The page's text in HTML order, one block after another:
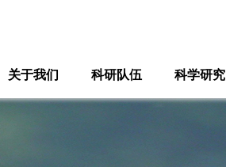
关于我们 科研队伍 科学研究